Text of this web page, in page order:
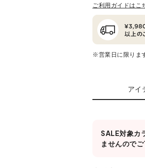
ご利用ガイドはこ
※営業日に限りま
アイ
SALE対象カ
ませんのでご